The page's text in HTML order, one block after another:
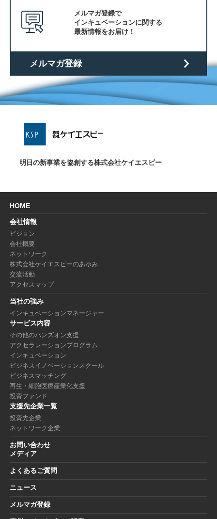
メルマガ登録で
インキュベーションに関する
最新情報をお届け！
メルマガ登録
明日の新事業を協創する株式会社ケイエスピー
HOME
会社情報
ビジョン
会社概要
ネットワーク
株式会社ケイエスピーのあゆみ
交流活動
アクセスマップ
当社の強み
インキュベーションマネージャー
サービス内容
その他のハンズオン支援
アクセラレーションプログラム
インキュベーション
ビジネスイノベーションスクール
ビジネスマッチング
再生・細胞医療産業化支援
投資ファンド
支援先企業一覧
投資先企業
ネットワーク企業
お問い合わせ
メディア
よくあるご質問
ニュース
メルマガ登録